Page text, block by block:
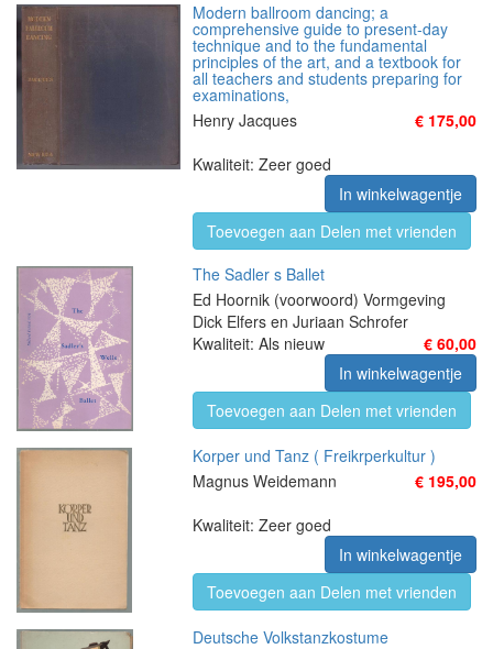
Modern ballroom dancing; a
comprehensive guide to present-day
technique and to the fundamental
principles of the art, and a textbook for
all teachers and students preparing for
examinations,
Henry Jacques
€ 175,00
Kwaliteit: Zeer goed
In winkelwagentje
Toevoegen aan Delen met vrienden
The Sadler s Ballet
Ed Hoornik (voorwoord) Vormgeving
Dick Elfers en Juriaan Schrofer
€ 60,00
Kwaliteit: Als nieuw
In winkelwagentje
Toevoegen aan Delen met vrienden
Korper und Tanz ( Freikrperkultur )
Magnus Weidemann
€ 195,00
Kwaliteit: Zeer goed
In winkelwagentje
Toevoegen aan Delen met vrienden
Deutsche Volkstanzkostume